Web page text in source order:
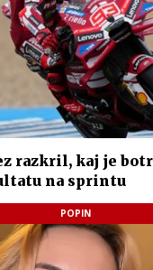
razkril, kaj je
na sprintu
POPIN